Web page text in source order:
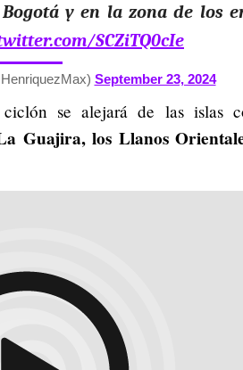
y en la zona de los
SCZiTQ0cIe
September 23, 2024
se alejará de las islas
Guajira, los Llanos